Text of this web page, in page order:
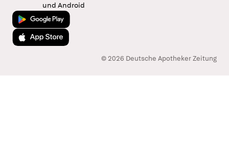
und Android
Jetzt bei Google Play
Laden im App Store
© 2026 Deutsche Apotheker Zeitung